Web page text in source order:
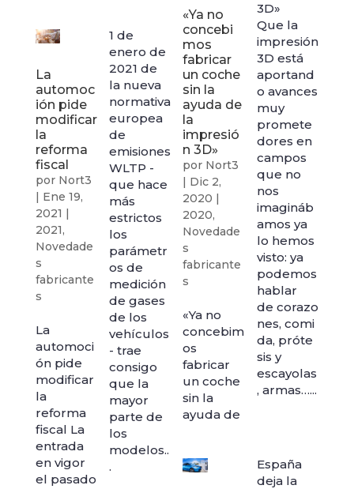
La
automoc
ión pide
modificar
la
reforma
fiscal
por Nort3
| Ene 19,
2021 |
2021,
Novedade
s
fabricante
s
La
automoci
ón pide
modificar
la
reforma
fiscal La
entrada
en vigor
el pasado
1 de
enero de
2021 de
la nueva
normativa
europea
de
emisiones
WLTP -
que hace
más
estrictos
los
parámetr
os de
medición
de gases
de los
vehículos
- trae
consigo
que la
mayor
parte de
los
modelos..
.
«Ya no
concebi
mos
fabricar
un coche
sin la
ayuda de
la
impresió
n 3D»
por Nort3
| Dic 2,
2020 |
2020,
Novedade
s
fabricante
s
«Ya no
concebim
os
fabricar
un coche
sin la
ayuda de
3D»
Que la
impresión
3D está
aportand
o avances
muy
promete
dores en
campos
que no
nos
imagináb
amos ya
lo hemos
visto: ya
podemos
hablar
de corazo
nes, comi
da, próte
sis y
escayolas
, armas…...
España
deja la